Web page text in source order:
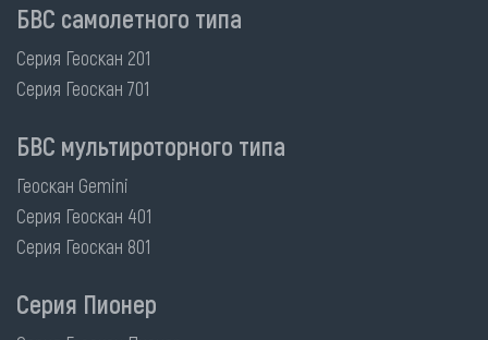
БВС самолетного типа
Серия Геоскан 201
Серия Геоскан 701
БВС мультироторного типа
Геоскан Gemini
Серия Геоскан 401
Серия Геоскан 801
Серия Пионер